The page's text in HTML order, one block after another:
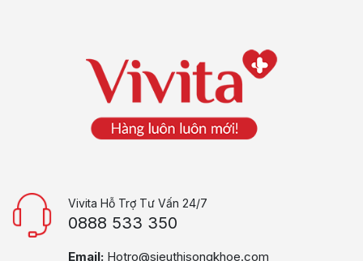
Vivita Hỗ Trợ Tư Vấn 24/7
0888 533 350
Email: Hotro@sieuthisongkhoe.com